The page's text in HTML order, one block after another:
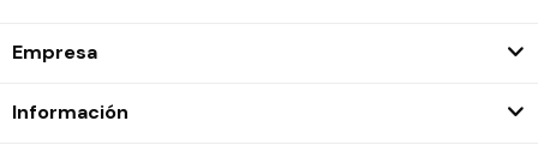
Empresa
Información